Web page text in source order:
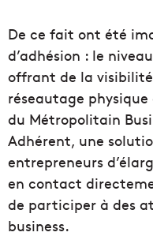
De ce fait ont été
d’adhésion : le
offrant de la
réseautage
du Métropolitain
Adhérent, une
entrepreneurs
en contact
de participer à des
business.